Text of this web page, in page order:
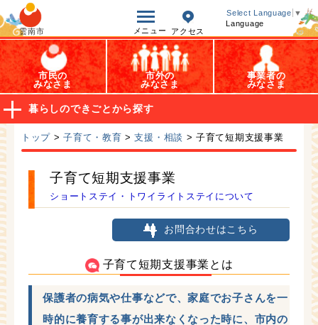
雲南市 メニュー アクセス
Select Language ▼
Language
オープンデータ
市民の
みなさま
市外の
みなさま
事業者の
みなさま
暮らしのできごとから探す
トップ >子育て・教育 >支援・相談 > 子育て短期支援事業
子育て短期支援事業
ショートステイ・トワイライトステイについて
お問合わせはこちら
子育て短期支援事業とは
保護者の病気や仕事などで、家庭でお子さんを一
時的に養育する事が出来なくなった時に、市内の